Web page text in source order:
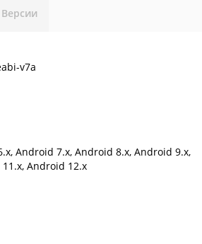
Версии
v7a
Android 7.x, Android 8.x, Android 9.x,
Android 12.x